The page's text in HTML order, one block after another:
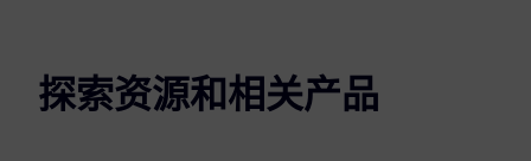
探索资源和相关产品